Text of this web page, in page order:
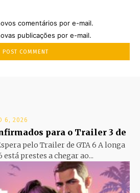
comentários por e-mail.
publicações por e-mail.
6, 2026
para o Trailer 3 de
pelo Trailer de GTA 6 A longa
está prestes a chegar ao...